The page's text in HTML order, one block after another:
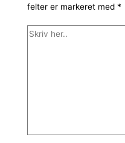
felter er markeret med *
Skriv